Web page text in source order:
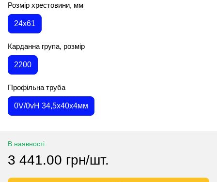
Розмір хрестовини, мм
24х61
Карданна група, розмір
2200
Профільна труба
0V/0vH 34,5х40х4мм
В наявності
3 441.00 грн/шт.